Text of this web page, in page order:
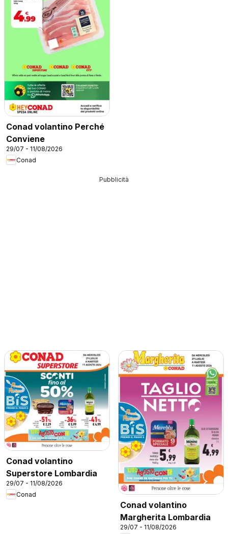
Conad volantino Perché
Conviene
29/07 - 11/08/2026
Conad
Pubblicità
Conad volantino
Superstore Lombardia
29/07 - 11/08/2026
Conad
Conad volantino
Margherita Lombardia
29/07 - 11/08/2026